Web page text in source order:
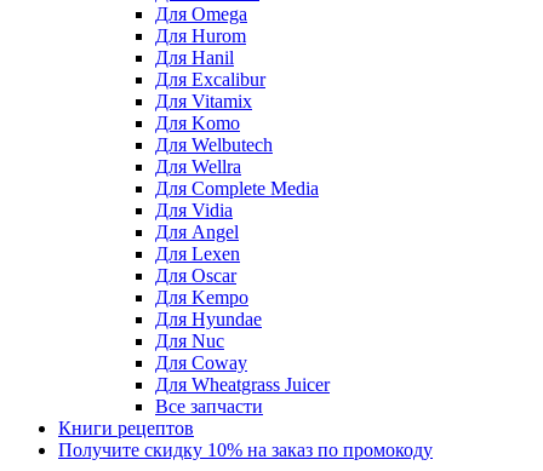
Для Omega
Для Hurom
Для Hanil
Для Excalibur
Для Vitamix
Для Komo
Для Welbutech
Для Wellra
Для Complete Media
Для Vidia
Для Angel
Для Lexen
Для Oscar
Для Kempo
Для Hyundae
Для Nuc
Для Coway
Для Wheatgrass Juicer
Все запчасти
Книги рецептов
Получите скидку 10% на заказ по промокоду